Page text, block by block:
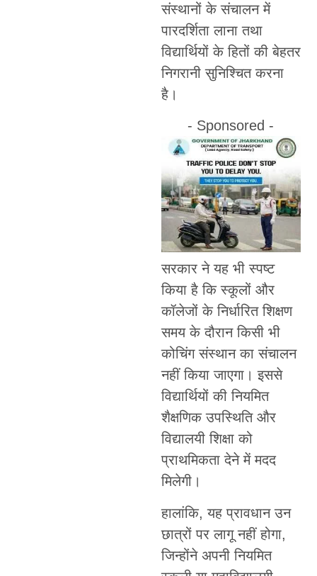
संस्थानों के संचालन में
पारदर्शिता लाना तथा
विद्यार्थियों के हितों की बेहतर
निगरानी सुनिश्चित करना
है।
- Sponsored -
सरकार ने यह भी स्पष्ट
किया है कि स्कूलों और
कॉलेजों के निर्धारित शिक्षण
समय के दौरान किसी भी
कोचिंग संस्थान का संचालन
नहीं किया जाएगा। इससे
विद्यार्थियों की नियमित
शैक्षणिक उपस्थिति और
विद्यालयी शिक्षा को
प्राथमिकता देने में मदद
मिलेगी।
हालांकि, यह प्रावधान उन
छात्रों पर लागू नहीं होगा,
जिन्होंने अपनी नियमित